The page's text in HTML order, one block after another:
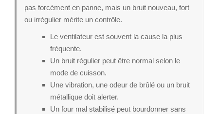
pas forcément en panne, mais un bruit nouveau, fort
ou irrégulier mérite un contrôle.
Le ventilateur est souvent la cause la plus
fréquente.
Un bruit régulier peut être normal selon le
mode de cuisson.
Une vibration, une odeur de brûlé ou un bruit
métallique doit alerter.
Un four mal stabilisé peut bourdonner sans